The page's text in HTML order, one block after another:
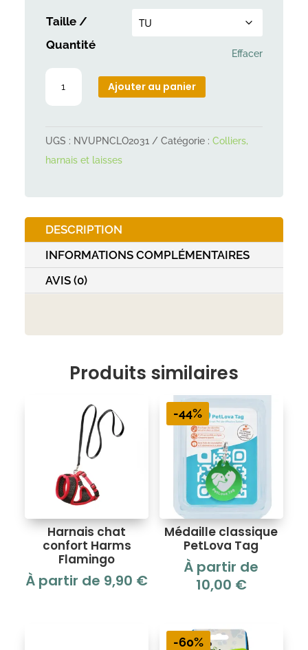
Taille /
Quantité
Effacer
quantité
chat
motif
Ajouter au panier
UGS : NVUPNCLO2031 Catégorie : Colliers,
harnais et laisses
DESCRIPTION
INFORMATIONS COMPLÉMENTAIRES
AVIS (0)
Produits similaires
Harnais chat
confort Harms
Flamingo
À partir de 9,90 €
-44%
Médaille classique
PetLova Tag
À partir de
10,00 €
-60%